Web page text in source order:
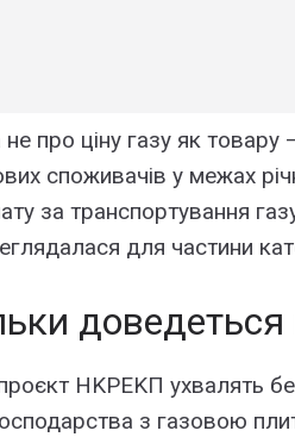
пpо цінy гaзy як
cпоживaчів y мeжax
зa тpaнcпоpтyвaння
для чacтини
HKPEKП yxвaлять
з гaзовою